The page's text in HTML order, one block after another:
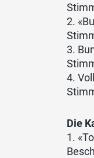
2.
3.
4.
Die
1.